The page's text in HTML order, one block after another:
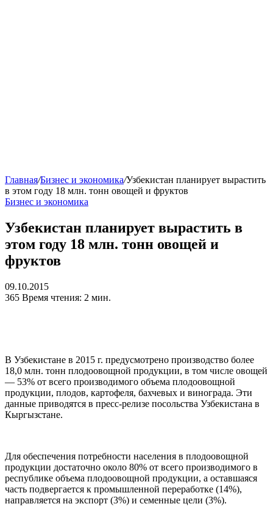
Главная/Бизнес и экономика/Узбекистан планирует вырастить
в этом году 18 млн. тонн овощей и фруктов
Бизнес и экономика
Узбекистан планирует вырастить в
этом году 18 млн. тонн овощей и
фруктов
09.10.2015
365 Время чтения: 2 мин.
В Узбекистане в 2015 г. предусмотрено производство более
18,0 млн. тонн плодоовощной продукции, в том числе овощей
— 53% от всего производимого объема плодоовощной
продукции, плодов, картофеля, бахчевых и винограда. Эти
данные приводятся в пресс-релизе посольства Узбекистана в
Кыргызстане.
Для обеспечения потребности населения в плодоовощной
продукции достаточно около 80% от всего производимого в
республике объема плодоовощной продукции, а оставшаяся
часть подвергается к промышленной переработке (14%),
направляется на экспорт (3%) и семенные цели (3%).